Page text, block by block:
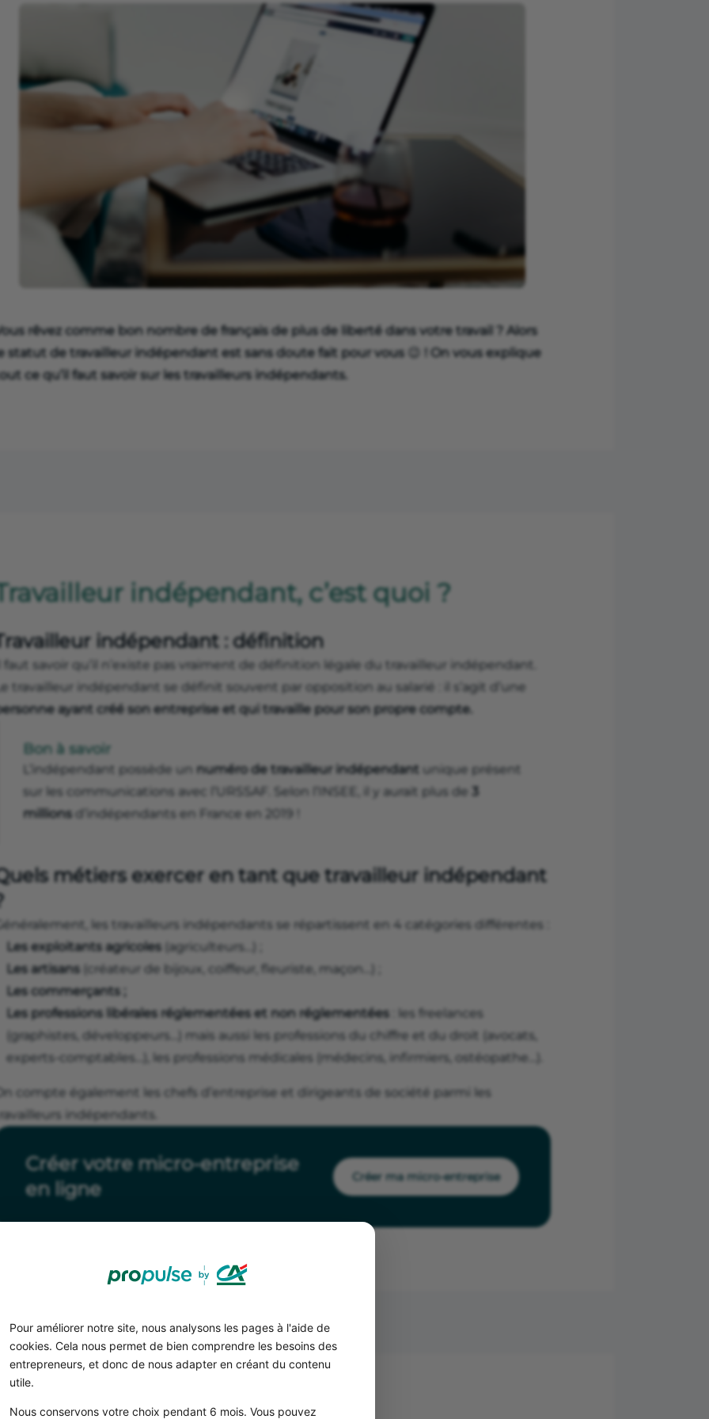
Pour améliorer notre site, nous analysons les pages à l'aide de
cookies. Cela nous permet de bien comprendre les besoins des
entrepreneurs, et donc de nous adapter en créant du contenu
utile.
Nous conservons votre choix pendant 6 mois. Vous pouvez
rêvez comme bon nombre de français de plus de liberté dans votre travail ? Alors
statut de travailleur indépendant est sans doute fait pour vous
! On vous explique
ce qu’il faut savoir sur les travailleurs indépendants.
indépendant, c’est quoi ?
indépendant : définition
faut savoir qu’il n’existe pas vraiment de définition légale du travailleur indépendant.
travailleur indépendant se définit souvent par opposition au salarié : il s’agit d’une
ayant créé son entreprise et qui travaille pour son propre compte.
Bon à savoir
L’indépendant possède un numéro de travailleur indépendant unique présent
sur les communications avec l’URSSAF. Selon l’INSEE, il y aurait plus de
millions d’indépendants en France en 2019 !
métiers exercer en tant que travailleur indépendant
les travailleurs indépendants se répartissent en 4 catégories différentes :
Les exploitants agricoles (agriculteurs…) ;
Les artisans (créateur de bijoux, coiffeur, fleuriste, maçon…) ;
Les commerçants ;
Les professions libérales réglementées et non réglementées
: les freelances
(graphistes, développeurs…) mais aussi les professions du chiffre et du droit (avocats,
experts-comptables…), les professions médicales (médecins, infirmiers, ostéopathe…).
compte également les chefs d’entreprise et dirigeants de société parmi les
indépendants.
Créer votre micro-entreprise
en ligne
Créer ma micro-entreprise